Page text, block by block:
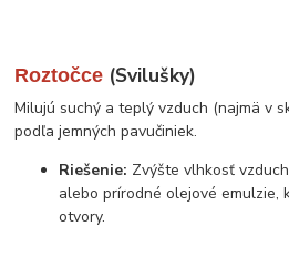
Roztočce (Svilušky)
Milujú suchý a teplý vzduch (najmä v
podľa jemných pavučiniek.
Riešenie: Zvýšte vlhkosť
alebo prírodné olejové emulzie,
otvory.